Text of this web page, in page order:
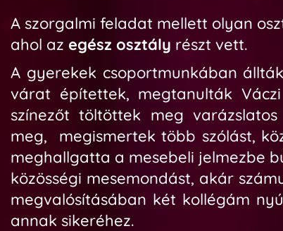
A szorgalmi feladat mellett olyan
ahol az egész osztály részt vett.
A gyerekek csoportmunkában
várat építettek, megtanulták
színezőt töltöttek meg
meg, megismertek több szólást,
meghallgatta a mesebeli jelmezbe
közösségi mesemondást, akár
megvalósításában két kollégám
annak sikeréhez.